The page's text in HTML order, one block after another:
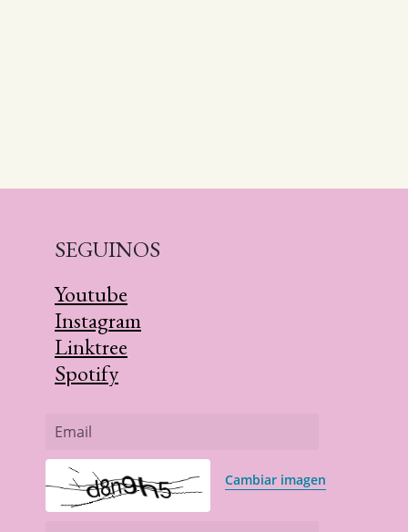
SEGUINOS
Youtube
Instagram
Linktree
Spotify
Email
Cambiar imagen